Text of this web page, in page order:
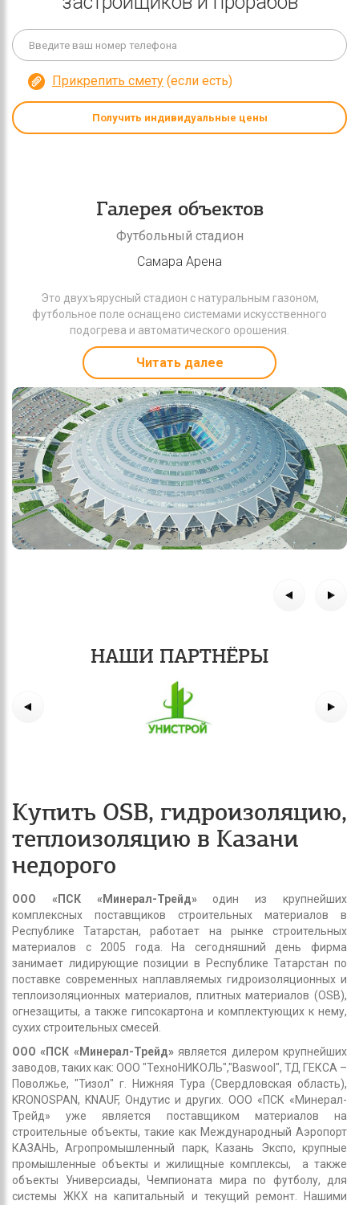
Прикрепить смету (если есть)
Получить индивидуальные цены
Галерея объектов
Футбольный стадион
Самара Арена
Это двухъярусный стадион с натуральным газоном,
футбольное поле оснащено системами искусственного
подогрева и автоматического орошения.
Читать далее
НАШИ ПАРТНЁРЫ
Купить OSB, гидроизоляцию,
теплоизоляцию в Казани
недорого
ООО «ПСК «Минерал-Трейд»один из крупнейших
комплексных поставщиков строительных материалов в
Республике Татарстан, работает на рынке строительных
материалов с 2005 года. На сегодняшний день фирма
занимает лидирующие позиции в Республике Татарстан по
поставке современных наплавляемых гидроизоляционных и
теплоизоляционных материалов, плитных материалов (OSB),
огнезащиты, а также гипсокартона и комплектующих к нему,
сухих строительных смесей.
ООО «ПСК «Минерал-Трейд»является дилером крупнейших
заводов, таких как: ООО "ТехноНИКОЛЬ","Baswool", ТД ГЕКСА –
Поволжье, "Тизол" г. Нижняя Тура (Свердловская область),
KRONOSPAN, KNAUF, Ондутис и других. ООО «ПСК «Минерал-
Трейд» уже является поставщиком материалов на
строительные объекты, такие как Международный Аэропорт
КАЗАНЬ, Агропромышленный парк, Казань Экспо, крупные
промышленные объекты и жилищные комплексы, а также
объекты Универсиады, Чемпионата мира по футболу, для
системы ЖКХ на капитальный и текущий ремонт. Нашими